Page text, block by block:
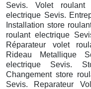
Sevis. Volet roulant
electrique Sevis.
Installation store
roulant electrique
Réparateur volet
Rideau Metallique
electrique Sevis.
Changement store
Sevis. Reparateur